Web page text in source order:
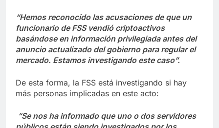
“Hemos reconocido las acusaciones de que un
funcionario de FSS vendió criptoactivos
basándose ​​en información privilegiada antes del
anuncio actualizado del gobierno para regular el
mercado. Estamos investigando este caso”.
De esta forma, la FSS está investigando si hay
más personas implicadas en este acto:
“Se nos ha informado que uno o dos servidores